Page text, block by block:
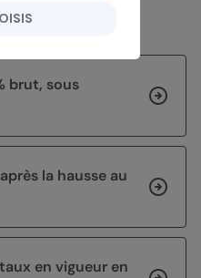
brut, sous
la hausse au
en vigueur en